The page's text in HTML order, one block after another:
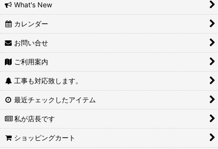
What's New
カレンダー
お問い合せ
ご利用案内
工事も対応致します。
最近チェックしたアイテム
私が店長です
ショッピングカート